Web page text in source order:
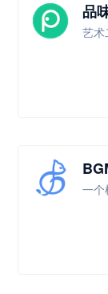
品
艺术
一